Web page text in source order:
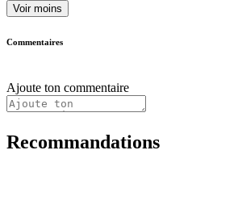
Voir moins
Commentaires
Ajoute ton commentaire
Recommandations